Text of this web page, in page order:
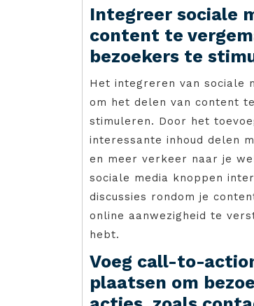
Integreer sociale
content te
bezoekers te
Het integreren van sociale
om het delen van content
stimuleren. Door het
interessante inhoud delen
en meer verkeer naar je
sociale media knoppen
discussies rondom je
online aanwezigheid te
hebt.
Voeg call-to-
plaatsen om